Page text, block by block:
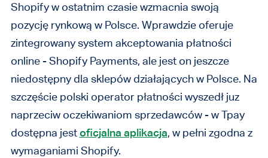
Shopify w ostatnim czasie wzmacnia swoją
pozycję rynkową w Polsce. Wprawdzie oferuje
zintegrowany system akceptowania płatności
online - Shopify Payments, ale jest on jeszcze
niedostępny dla sklepów działających w Polsce. Na
szczęście polski operator płatności wyszedł juz
naprzeciw oczekiwaniom sprzedawców - w Tpay
dostępna jestoficjalna aplikacja, w pełni zgodna z
wymaganiami Shopify.